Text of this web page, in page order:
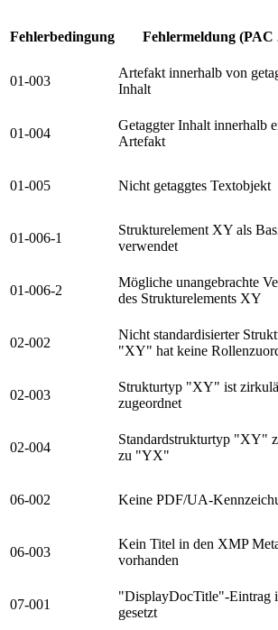
Fehlerbedingung Fehlermeldung (PAC
01-003
Artefakt innerhalb von
Inhalt
01-004
Getaggter Inhalt innerhalb
Artefakt
01-005 Nicht getaggtes Textobjekt
01-006-1
Strukturelement XY als
verwendet
01-006-2
Mögliche unangebrachte
des Strukturelements XY
02-002
Nicht standardisierter
"XY" hat keine
02-003
Strukturtyp "XY" ist
zugeordnet
02-004
Standardstrukturtyp "XY"
zu "YX"
06-002 Keine PDF/UA-
06-003
Kein Titel in den XMP
vorhanden
07-001
"DisplayDocTitle"-Eintrag
gesetzt